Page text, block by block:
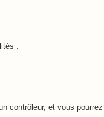
:
contrôleur, et vous pourrez